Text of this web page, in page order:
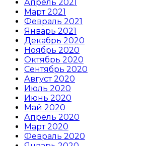
Апрель 2021
Март 2021
Февраль 2021
Январь 2021
Декабрь 2020
Ноябрь 2020
Октябрь 2020
Сентябрь 2020
Август 2020
Июль 2020
Июнь 2020
Май 2020
Апрель 2020
Март 2020
Февраль 2020